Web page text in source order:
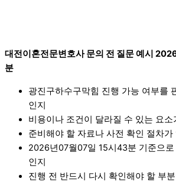
대전이혼전문변호사 문의 전 질문 예시
분
광진구하수구막힘 진행 가능 여부를
인지
비용이나 조건이 달라질 수 있는 요소
준비해야 할 자료나 사전 확인 절차가
2026년07월07일 15시43분 기준으
인지
진행 전 반드시 다시 확인해야 할 부